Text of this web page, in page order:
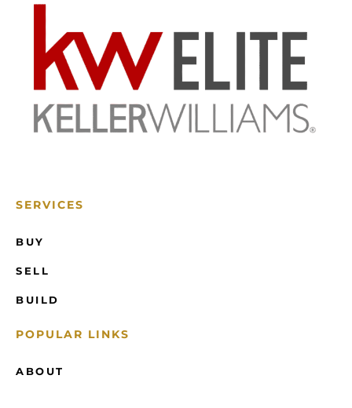
SERVICES
BUY
SELL
BUILD
POPULAR LINKS
ABOUT